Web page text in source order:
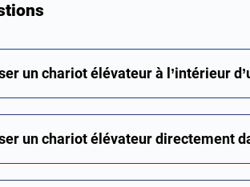
un chariot élévateur à l’intérieur
un chariot élévateur directement